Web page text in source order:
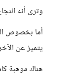
وترى أنه
أما بخصوص
يتميز عن
هناك موهبة